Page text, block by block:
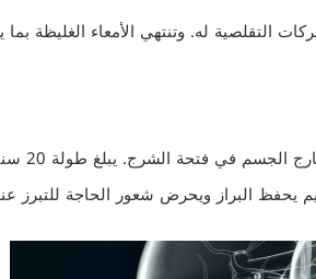
وهو
يحفظ البراز ويحرض شعور الحاجة للتبرز